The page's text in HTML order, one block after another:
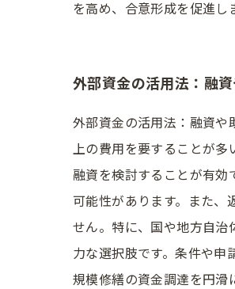
を高め、合意形成を促進し
外部資金の活用法：融
外部資金の活用法：融資
上の費用を要することが多
融資を検討することが有
可能性があります。また
せん。特に、国や地方自治
力な選択肢です。条件や
規模修繕の資金調達を円滑